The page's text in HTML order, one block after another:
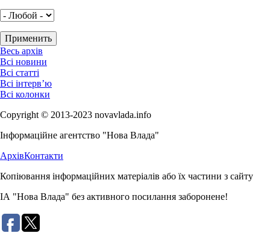
Весь архів
Всі новини
Всі статті
Всі інтерв’ю
Всі колонки
Copyright © 2013-2023 novavlada.info
Інформаційне агентство "Нова Влада"
АрхівКонтакти
Копіювання інформаційних матеріалів або їх частини з сайту
ІА "Нова Влада" без активного посилання заборонене!